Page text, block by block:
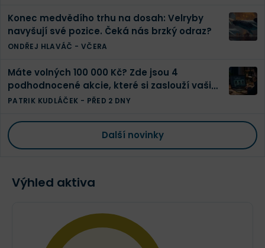
Konec medvědího trhu na dosah: Velryby
navyšují své pozice. Čeká nás brzký odraz?
ONDŘEJ HLAVÁČ - VČERA
Máte volných 100 000 Kč? Zde jsou 4
podhodnocené akcie, které si zaslouží vaši
pozornost
PATRIK KUDLÁČEK - PŘED 2 DNY
Další novinky
Výhled aktiva